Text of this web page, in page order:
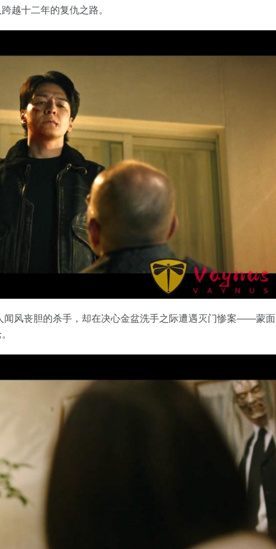
越十二年的复仇之路。
闻风丧胆的杀手，却在决心金盆洗手之际遭遇灭门惨案——蒙面